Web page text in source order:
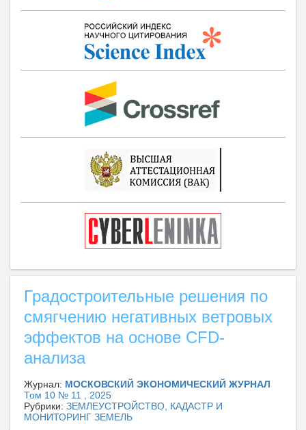
Градостроительные решения по
смягчению негативных ветровых
эффектов на основе CFD-
анализа
Журнал: МОСКОВСКИЙ ЭКОНОМИЧЕСКИЙ ЖУРНАЛ
Том 10 № 11 , 2025
Рубрики: ЗЕМЛЕУСТРОЙСТВО, КАДАСТР И
МОНИТОРИНГ ЗЕМЕЛЬ